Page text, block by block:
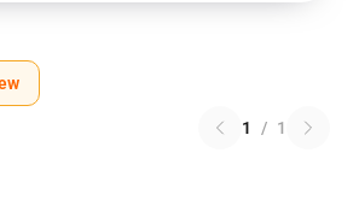
1 / 1